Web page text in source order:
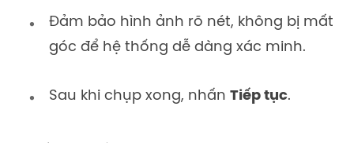
Đảm bảo hình ảnh rõ nét, không bị mất
góc để hệ thống dễ dàng xác minh.
Sau khi chụp xong, nhấn Tiếp tục.